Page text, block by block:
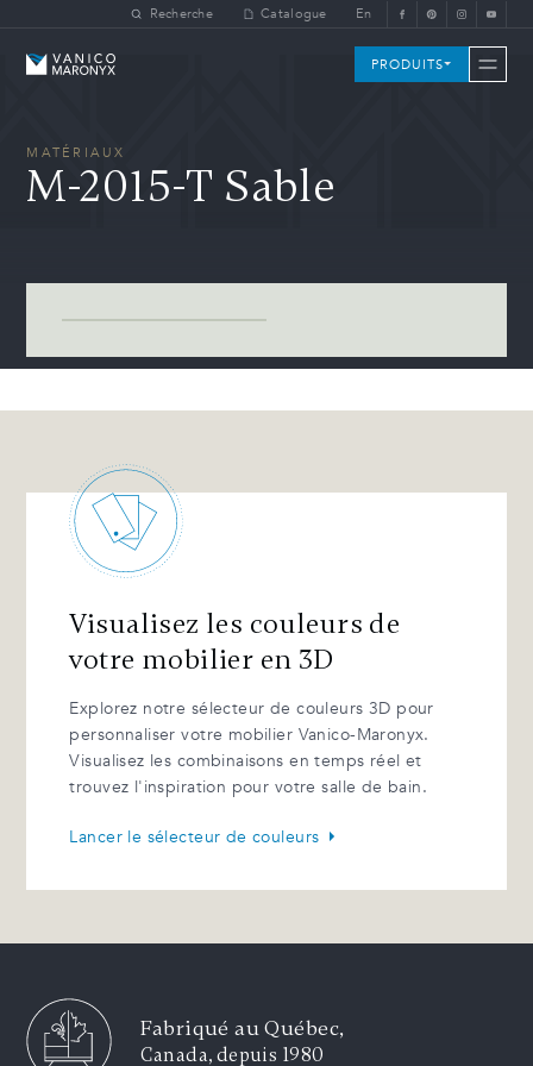
Skip to main contentRecherche Catalogue En
Vanico-Maronyx PRODUITS
MATÉRIAUX
M-2015-T Sable
Visualisez les couleurs de
votre mobilier en 3D
Explorez notre sélecteur de couleurs 3D pour
personnaliser votre mobilier Vanico-Maronyx.
Visualisez les combinaisons en temps réel et
trouvez l'inspiration pour votre salle de bain.
Lancer le sélecteur de couleurs
Fabriqué au Québec,
Canada, depuis 1980